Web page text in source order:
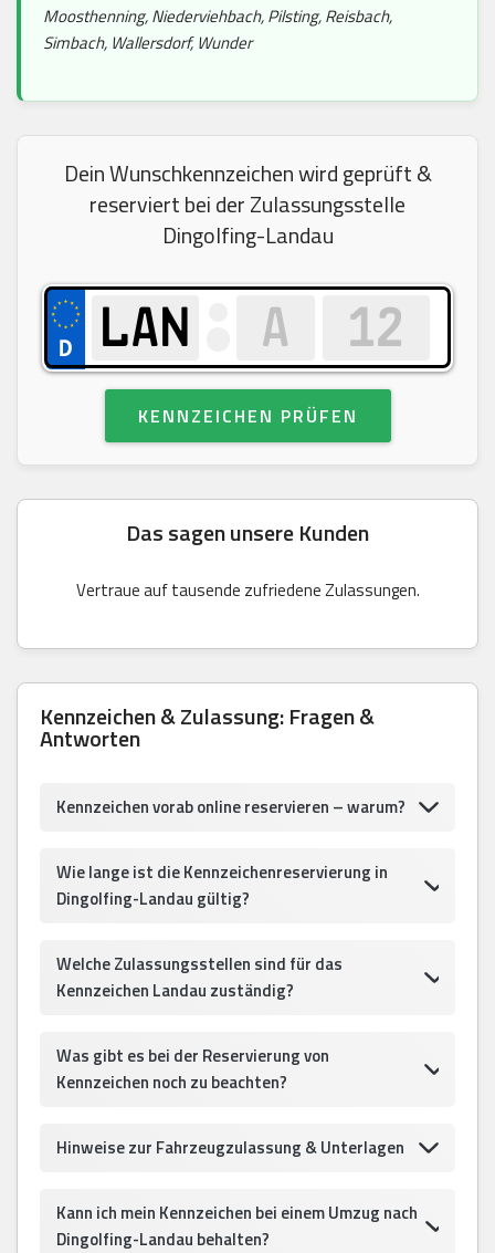
Moosthenning, Niederviehbach, Pilsting, Reisbach,
Simbach, Wallersdorf, Wunder
Dein Wunschkennzeichen wird geprüft &
reserviert bei der Zulassungsstelle
Dingolfing-Landau
KENNZEICHEN PRÜFEN
Das sagen unsere Kunden
Vertraue auf tausende zufriedene Zulassungen.
Kennzeichen & Zulassung: Fragen &
Antworten
Kennzeichen vorab online reservieren – warum?
Wie lange ist die Kennzeichenreservierung in
Dingolfing-Landau gültig?
Welche Zulassungsstellen sind für das
Kennzeichen Landau zuständig?
Was gibt es bei der Reservierung von
Kennzeichen noch zu beachten?
Hinweise zur Fahrzeugzulassung & Unterlagen
Kann ich mein Kennzeichen bei einem Umzug nach
Dingolfing-Landau behalten?